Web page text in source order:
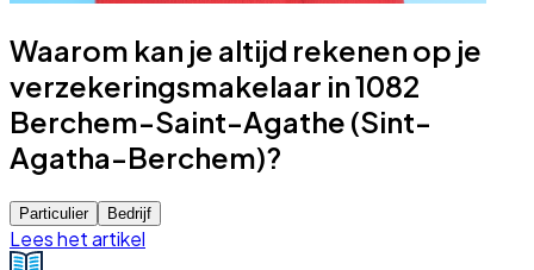
Waarom kan je altijd rekenen op je
verzekeringsmakelaar in 1082
Berchem-Saint-Agathe (Sint-
Agatha-Berchem)?
Particulier Bedrijf
Lees het artikel